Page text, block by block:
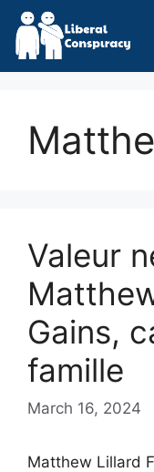
Skip
content
Valeur
Gains,
famille
March 16, 2024
Matthew Lillard